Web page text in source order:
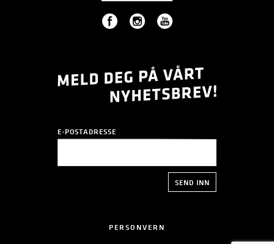
E-POSTADRESSE
PERSONVERN